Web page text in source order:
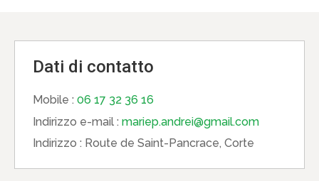
Dati di contatto
Mobile : 06 17 32 36 16
Indirizzo e-mail : mariep.andrei@gmail.com
Indirizzo : Route de Saint-Pancrace, Corte